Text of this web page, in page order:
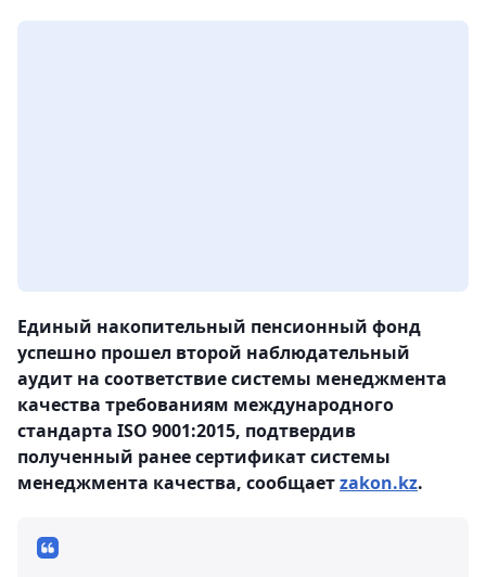
Единый накопительный пенсионный фонд
успешно прошел второй наблюдательный
аудит на соответствие системы менеджмента
качества требованиям международного
стандарта ISO 9001:2015, подтвердив
полученный ранее сертификат системы
менеджмента качества, сообщаетzakon.kz.